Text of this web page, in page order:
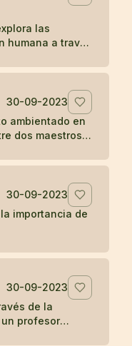
las
humana a través
30-09-2023
ambientado en
dos maestros
del
30-09-2023
importancia de
30-09-2023
de la
profesor